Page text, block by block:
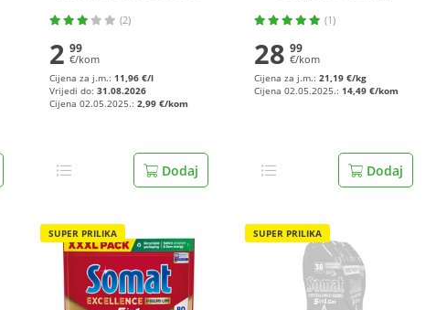
(2)
2 99
€/kom
Cijena za j.m.: 11,96 €/l
Vrijedi do: 31.08.2026
Cijena 02.05.2025.: 2,99 €/kom
Dodaj
(1)
28 99
€/kom
Cijena za j.m.: 21,19 €/kg
Cijena 02.05.2025.: 14,49 €/kom
Dodaj
SUPER PRILIKA SUPER PRILIKA